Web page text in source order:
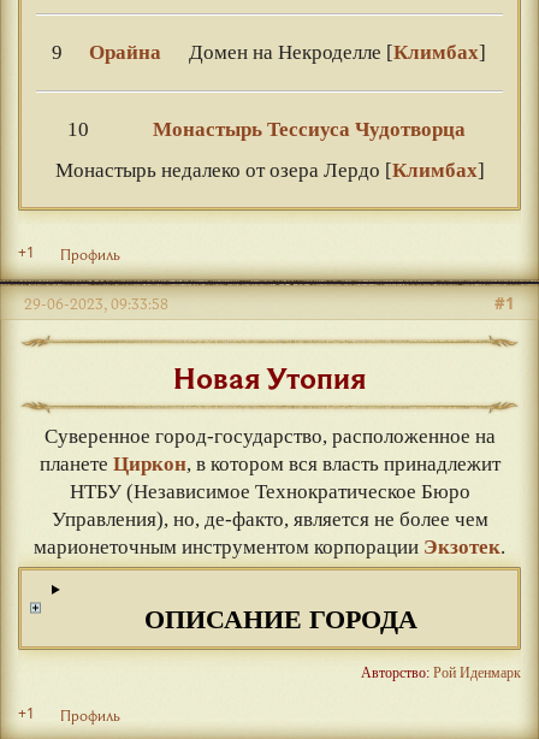
9 Орайна Домен на Некроделле [Климбах]
10
Монастырь Тессиуса Чудотворца
Монастырь недалеко от озера Лердо [Климбах]
+1 Профиль
#1
29-06-2023, 09:33:58
Новая Утопия
Cуверенное город-государство, расположенное на
планете Циркон, в котором вся власть принадлежит
НТБУ (Независимое Технократическое Бюро
Управления), но, де-факто, является не более чем
марионеточным инструментом корпорации Экзотек.
ОПИСАНИЕ ГОРОДА
Авторство: Рой Иденмарк
+1 Профиль